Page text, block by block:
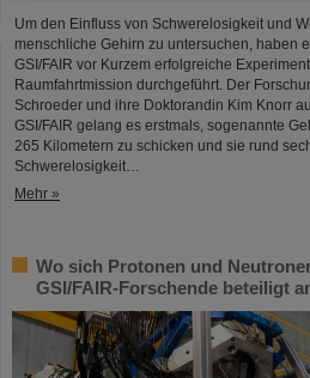
Um den Einfluss von Schwerelosigkeit und
menschliche Gehirn zu untersuchen, haben
GSI/FAIR vor Kurzem erfolgreiche
Raumfahrtmission durchgeführt. Der
Schroeder und ihre Doktorandin Kim Knorr
GSI/FAIR gelang es erstmals, sogenannte
265 Kilometern zu schicken und sie rund
Schwerelosigkeit…
Mehr »
Wo sich Protonen und
GSI/FAIR-Forschende beteiligt